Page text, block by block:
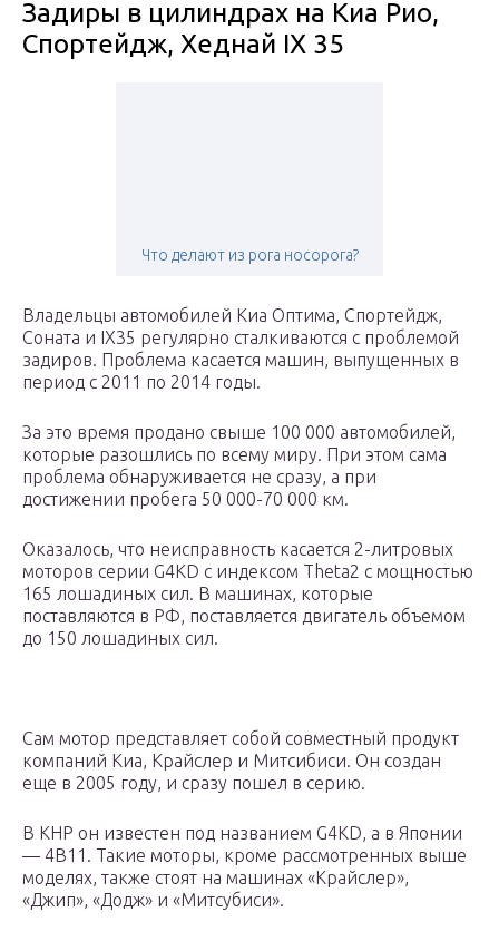
Задиры в цилиндрах на Киа Рио,
Спортейдж, Хеднай IX 35
Что делают из рога носорога?
Владельцы автомобилей Киа Оптима, Спортейдж,
Соната и IX35 регулярно сталкиваются с проблемой
задиров. Проблема касается машин, выпущенных в
период с 2011 по 2014 годы.
За это время продано свыше 100 000 автомобилей,
которые разошлись по всему миру. При этом сама
проблема обнаруживается не сразу, а при
достижении пробега 50 000-70 000 км.
Оказалось, что неисправность касается 2-литровых
моторов серии G4KD с индексом Theta2 с мощностью
165 лошадиных сил. В машинах, которые
поставляются в РФ, поставляется двигатель объемом
до 150 лошадиных сил.
Сам мотор представляет собой совместный продукт
компаний Киа, Крайслер и Митсибиси. Он создан
еще в 2005 году, и сразу пошел в серию.
В КНР он известен под названием G4KD, а в Японии
— 4B11. Такие моторы, кроме рассмотренных выше
моделях, также стоят на машинах «Крайслер»,
«Джип», «Додж» и «Митсубиси».